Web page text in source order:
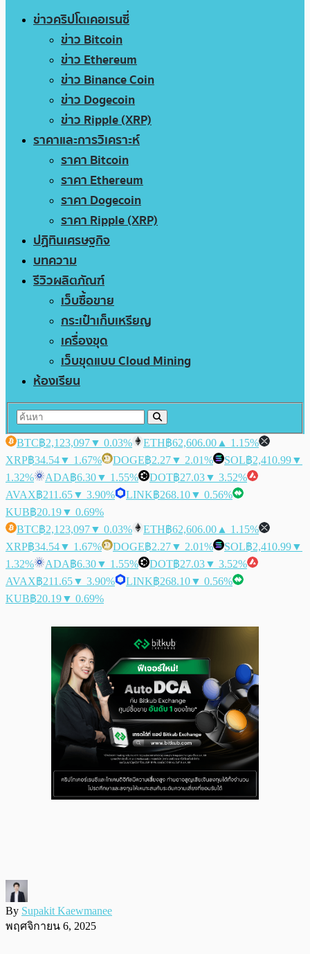
ข่าวคริปโตเคอเรนซี่
ข่าว Bitcoin
ข่าว Ethereum
ข่าว Binance Coin
ข่าว Dogecoin
ข่าว Ripple (XRP)
ราคาและการวิเคราะห์
ราคา Bitcoin
ราคา Ethereum
ราคา Dogecoin
ราคา Ripple (XRP)
ปฏิทินเศรษฐกิจ
บทความ
รีวิวผลิตภัณฑ์
เว็บซื้อขาย
กระเป๋าเก็บเหรียญ
เครื่องขุด
เว็บขุดแบบ Cloud Mining
ห้องเรียน
BTC฿2,123,097▼ 0.03% ETH฿62,606.00 ▲ 1.15%
XRP฿34.54▼ 1.67% DOGE฿2.27▼ 2.01% SOL฿2,410.99▼
1.32%
ADA฿6.30▼ 1.55% DOT฿27.03▼ 3.52%
AVAX฿211.65▼ 3.90% LINK฿268.10▼ 0.56%
KUB฿20.19▼ 0.69%
BTC฿2,123,097▼ 0.03% ETH฿62,606.00 ▲ 1.15%
XRP฿34.54▼ 1.67% DOGE฿2.27▼ 2.01% SOL฿2,410.99▼
1.32%
ADA฿6.30▼ 1.55% DOT฿27.03▼ 3.52%
AVAX฿211.65▼ 3.90% LINK฿268.10▼ 0.56%
KUB฿20.19▼ 0.69%
By Supakit Kaewmanee
พฤศจิกายน 6, 2025